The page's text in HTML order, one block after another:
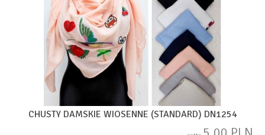
CHUSTY DAMSKIE WIOSENNE (STANDARD) DN1254